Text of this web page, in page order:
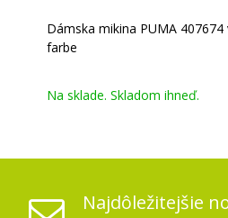
Dámska mikina PUMA 407674
farbe
Na sklade. Skladom ihneď.
Najdôležitejšie